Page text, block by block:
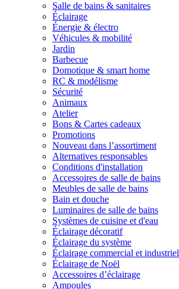
Salle de bains & sanitaires
Éclairage
Énergie & électro
Véhicules & mobilité
Jardin
Barbecue
Domotique & smart home
RC & modélisme
Sécurité
Animaux
Atelier
Bons & Cartes cadeaux
Promotions
Nouveau dans l’assortiment
Alternatives responsables
Conditions d'installation
Accessoires de salle de bains
Meubles de salle de bains
Bain et douche
Luminaires de salle de bains
Systèmes de cuisine et d'eau
Éclairage décoratif
Éclairage du système
Éclairage commercial et industriel
Éclairage de Noël
Accessoires d’éclairage
Ampoules